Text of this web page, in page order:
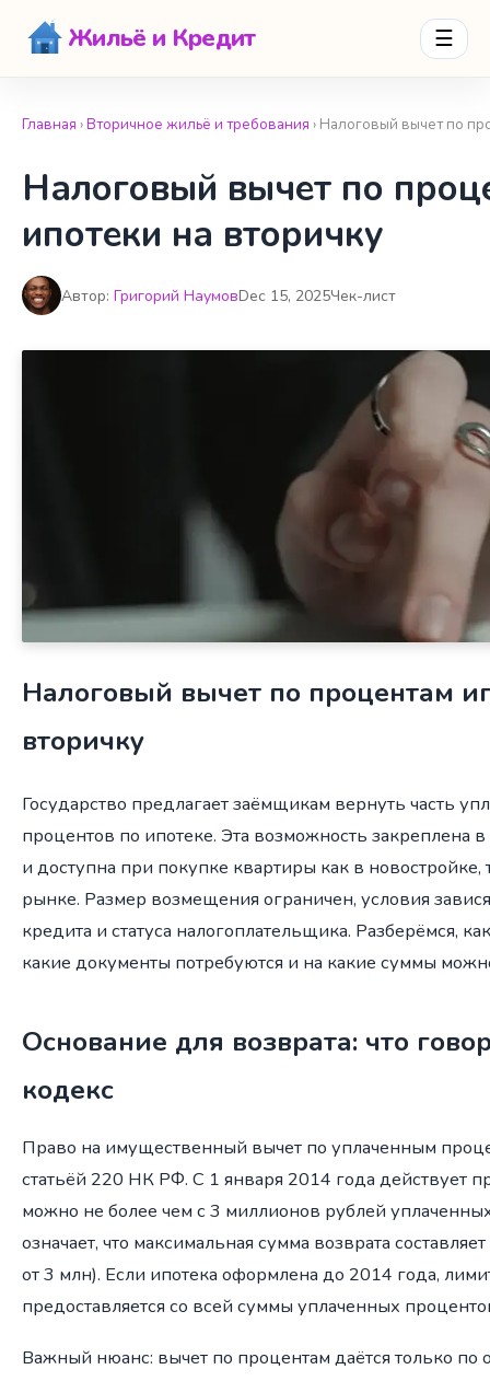
Жильё и Кредит ☰
Главная ›Вторичное жильё и требования › Налоговый вычет по
Налоговый вычет по
ипотеки на вторичку
Автор: Григорий НаумовDec 15, 2025Чек-лист
Налоговый вычет по процентам
вторичку
Государство предлагает заёмщикам вернуть часть
процентов по ипотеке. Эта возможность закреплена
и доступна при покупке квартиры как в новостройке,
рынке. Размер возмещения ограничен, условия
кредита и статуса налогоплательщика. Разберёмся,
какие документы потребуются и на какие суммы
Основание для возврата: что
кодекс
Право на имущественный вычет по уплаченным
статьёй 220 НК РФ. С 1 января 2014 года действует
можно не более чем с 3 миллионов рублей
означает, что максимальная сумма возврата
от 3 млн). Если ипотека оформлена до 2014 года,
предоставляется со всей суммы уплаченных
Важный нюанс: вычет по процентам даётся только по